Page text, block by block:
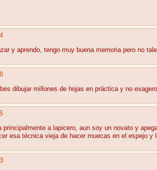
y aprendo, tengo muy buena memoria pero no
dibujar millones de hojas en práctica y no exagero
principalmente a lapicero, aun soy un novato y
esa técnica vieja de hacer muecas en el espejo y